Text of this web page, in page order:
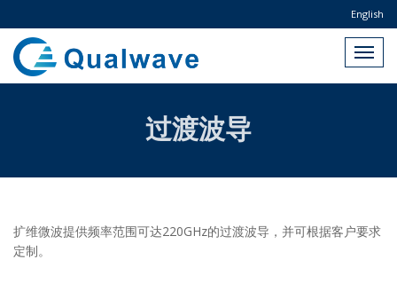
English
过渡波导
扩维微波提供频率范围可达220GHz的过渡波导，并可根据客户要求
定制。